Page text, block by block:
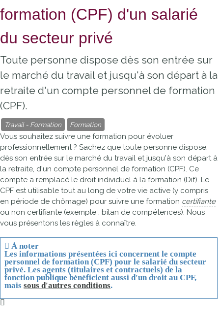
formation (CPF) d'un salarié
du secteur privé
Toute personne dispose dès son entrée sur
le marché du travail et jusqu'à son départ à la
retraite d'un compte personnel de formation
(CPF).
Travail - Formation Formation
Vous souhaitez suivre une formation pour évoluer
professionnellement ? Sachez que toute personne dispose,
dès son entrée sur le marché du travail et jusqu'à son départ à
la retraite, d'un compte personnel de formation (CPF). Ce
compte a remplacé le droit individuel à la formation (Dif). Le
CPF est utilisable tout au long de votre vie active (y compris
en période de chômage) pour suivre une formation certifiante
ou non certifiante (exemple : bilan de compétences). Nous
vous présentons les règles à connaître.
À noter
Les informations présentées ici concernent le compte
personnel de formation (CPF) pour lesalarié du secteur
privé. Les agents (titulaires et contractuels) de la
fonction publique bénéficient aussi d'un droit au CPF,
maissous d'autres conditions.